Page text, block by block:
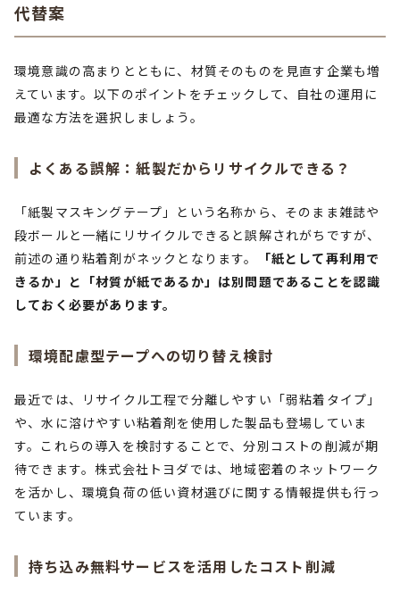
代替案
環境意識の高まりとともに、材質そのものを見直す企業も増
えています。以下のポイントをチェックして、自社の運用に
最適な方法を選択しましょう。
よくある誤解：紙製だからリサイクルできる？
「紙製マスキングテープ」という名称から、そのまま雑誌や
段ボールと一緒にリサイクルできると誤解されがちですが、
前述の通り粘着剤がネックとなります。
「紙として再利用で
きるか」と「材質が紙であるか」は別問題であることを認識
しておく必要があります。
環境配慮型テープへの切り替え検討
最近では、リサイクル工程で分離しやすい「弱粘着タイプ」
や、水に溶けやすい粘着剤を使用した製品も登場していま
す。これらの導入を検討することで、分別コストの削減が期
待できます。株式会社トヨダでは、地域密着のネットワーク
を活かし、環境負荷の低い資材選びに関する情報提供も行っ
ています。
持ち込み無料サービスを活用したコスト削減